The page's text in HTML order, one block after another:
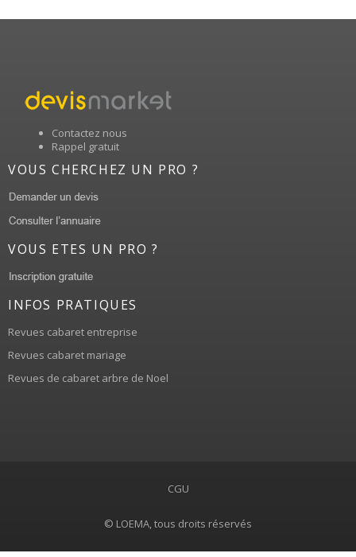
Contactez nous
Rappel gratuit
VOUS CHERCHEZ UN PRO ?
VOUS ETES UN PRO ?
INFOS PRATIQUES
Revues cabaret entreprise
Revues cabaret mariage
Revues de cabaret arbre de Noel
CGU
© LOEMA, tous droits réservés